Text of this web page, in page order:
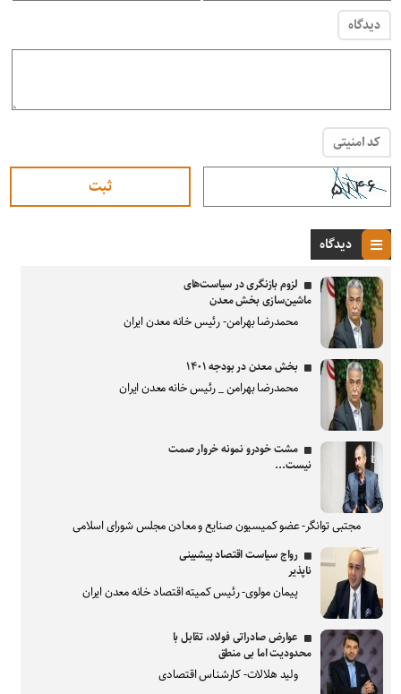
دیدگاه
کد امنیتی
دیدگاه
لزوم بازنگری در سیاست‌های
ماشین‌سازی بخش معدن
محمدرضا بهرامن- رئیس خانه معدن ایران
بخش معدن در بودجه ۱۴۰۱
محمدرضا بهرامن _ رئیس خانه معدن ایران
مشت خودرو نمونه خروار صمت
نیست...
مجتبی توانگر- عضو کمیسیون صنایع و معادن مجلس شورای اسلامی
رواج سیاست اقتصاد پیشبینی
ناپذیر
پیمان مولوی- رئیس کمیته اقتصاد خانه معدن ایران
عوارض صادراتی فولاد، تقابل با
محدودیت اما بی منطق
ولید هلالات- کارشناس اقتصادی